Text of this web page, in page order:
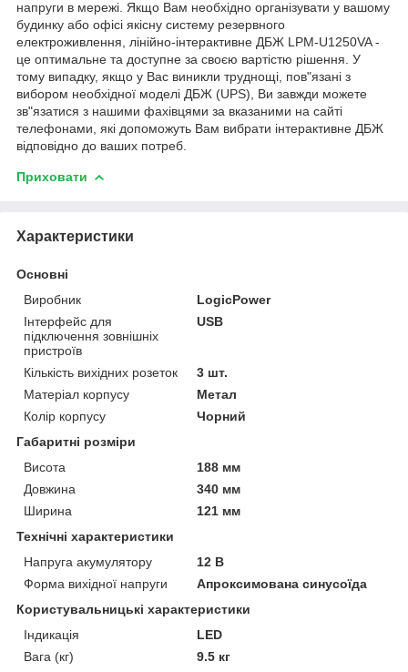
напруги в мережі. Якщо Вам необхідно організувати у вашому
будинку або офісі якісну систему резервного
електроживлення, лінійно-інтерактивне ДБЖ LPM-U1250VA -
це оптимальне та доступне за своєю вартістю рішення. У
тому випадку, якщо у Вас виникли труднощі, пов"язані з
вибором необхідної моделі ДБЖ (UPS), Ви завжди можете
зв"язатися з нашими фахівцями за вказаними на сайті
телефонами, які допоможуть Вам вибрати інтерактивне ДБЖ
відповідно до ваших потреб.
Приховати
Характеристики
Основні
Виробник
LogicPower
Інтерфейс для
підключення зовнішніх
пристроїв
USB
Кількість вихідних розеток
3 шт.
Матеріал корпусу
Метал
Колір корпусу
Чорний
Габаритні розміри
Висота
188 мм
Довжина
340 мм
Ширина
121 мм
Технічні характеристики
Напруга акумулятору
12 В
Форма вихідної напруги
Апроксимована синусоїда
Користувальницькі характеристики
Індикація
LED
Вага (кг)
9.5 кг